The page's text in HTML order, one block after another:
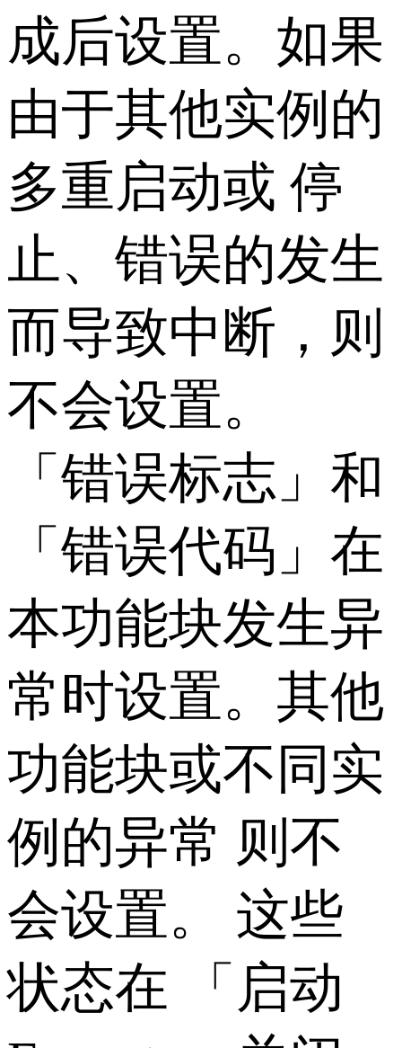
成后设置。如果
由于其他实例的
多重启动或 停
止、错误的发生
而导致中断，则
不会设置。
「错误标志」和
「错误代码」在
本功能块发生异
常时设置。其他
功能块或不同实
例的异常 则不
会设置。 这些
状态在 「启动